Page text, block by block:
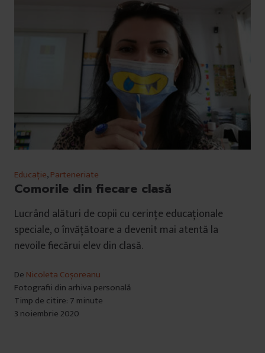
Educație,Parteneriate
Comorile din fiecare clasă
Lucrând alături de copii cu cerințe educaționale
speciale, o învățătoare a devenit mai atentă la
nevoile fiecărui elev din clasă.
De Nicoleta Coșoreanu
Fotografii din arhiva personală
Timp de citire: 7 minute
3 noiembrie 2020